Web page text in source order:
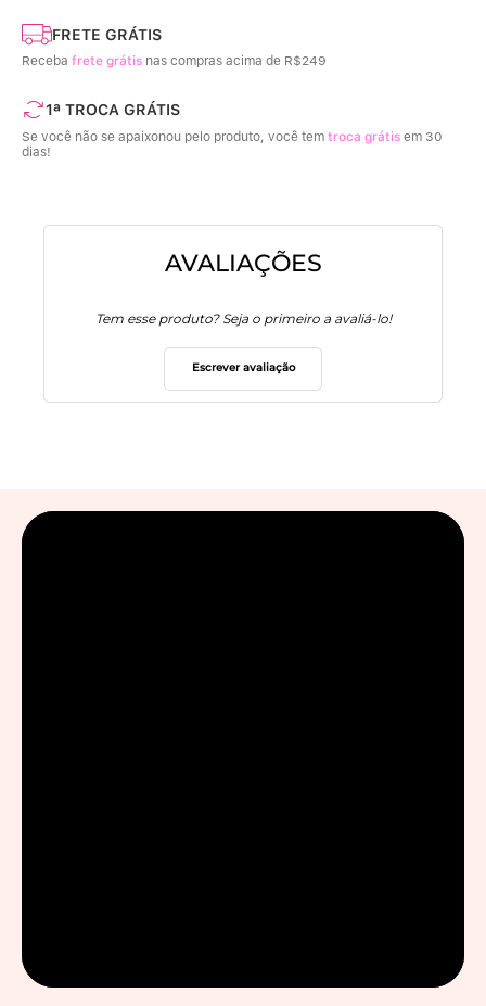
FRETE GRÁTIS
Receba frete grátis nas compras acima de R$249
1ª TROCA GRÁTIS
Se você não se apaixonou pelo produto, você tem troca grátis em 30
dias!
AVALIAÇÕES
Tem esse produto? Seja o primeiro a avaliá-lo!
Escrever avaliação